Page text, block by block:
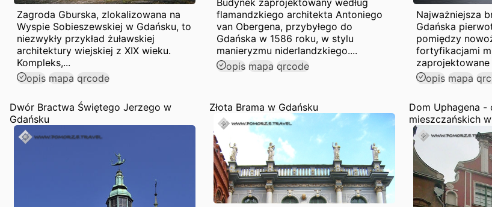
Zagroda Gburska, zlokalizowana na
Wyspie Sobieszewskiej w Gdańsku, to
niezwykły przykład żuławskiej
architektury wiejskiej z XIX wieku.
Kompleks,...
opis mapa qrcode
Budynek zaprojektowany według
flamandzkiego architekta Antoniego
van Obergena, przybyłego do
Gdańska w 1586 roku, w stylu
manieryzmu niderlandzkiego....
opis mapa qrcode
Najważniejsza
Gdańska
pomiędzy
fortyfikacjami
zaprojektowane
opis mapa
Dwór Bractwa Świętego Jerzego w
Gdańsku
Złota Brama w Gdańsku
Dom Uphagena -
mieszczańskich